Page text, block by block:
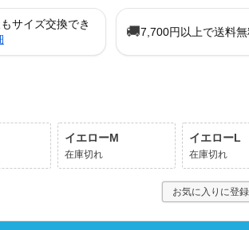
サイズ交換でき
🚚7,700円以上で送料
イエローM
在庫切れ
イエローL
在庫切れ
お気に入りに登